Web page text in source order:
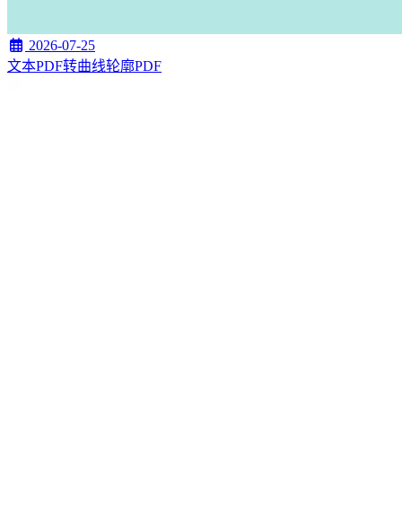
2026-07-25
文本PDF转曲线轮廓PDF